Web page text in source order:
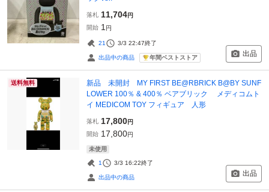
落札 11,704円
開始 1 円
21 3/3 22:47終了
出品中の商品 年間ベストストア 出品
送料無料
新品 未開封 MY FIRST BE@RBRICK B@BY SUNF
LOWER 100％ & 400％ ベアブリック メディコムト
イ MEDICOM TOY フィギュア 人形
落札 17,800円
開始 17,800円
未使用
1 3/3 16:22終了
出品中の商品 出品